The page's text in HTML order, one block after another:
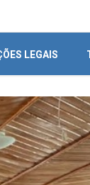
LEGAIS